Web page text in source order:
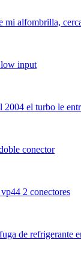
mi alfombrilla,
input
el turbo le
conector
2 conectores
de refrigerante